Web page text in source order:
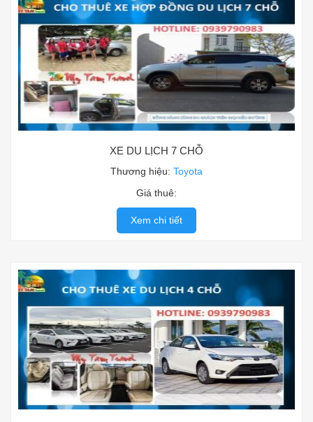
XE DU LỊCH 7 CHỖ
Thương hiệu: Toyota
Giá thuê:
Xem chi tiết